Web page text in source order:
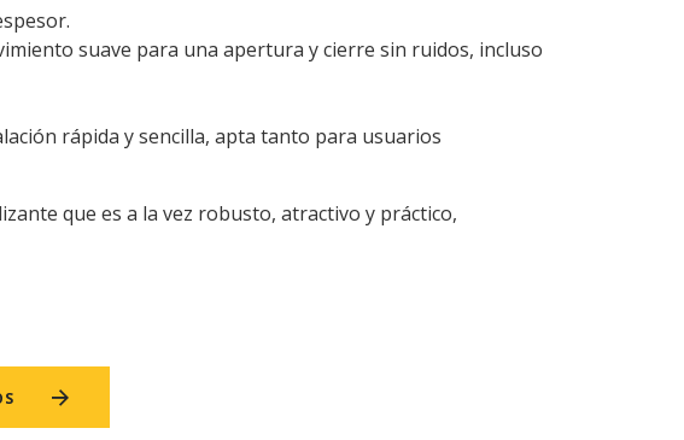
suave para una apertura y cierre sin ruidos, incluso
rápida y sencilla, apta tanto para usuarios
que es a la vez robusto, atractivo y práctico,